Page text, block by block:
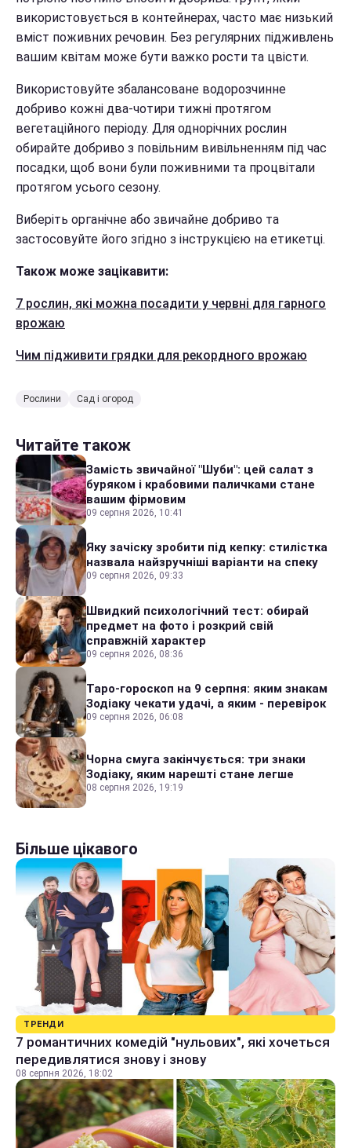
використовується в контейнерах, часто має низький
вміст поживних речовин. Без регулярних підживлень
вашим квітам може бути важко рости та цвісти.
Використовуйте збалансоване водорозчинне
добриво кожні два-чотири тижні протягом
вегетаційного періоду. Для однорічних рослин
обирайте добриво з повільним вивільненням під час
посадки, щоб вони були поживними та процвітали
протягом усього сезону.
Виберіть органічне або звичайне добриво та
застосовуйте його згідно з інструкцією на етикетці.
Також може зацікавити:
7 рослин, які можна посадити у червні для гарного
врожаю
Чим підживити грядки для рекордного врожаю
Рослини Сад і огород
Читайте також
Замість звичайної "Шуби": цей салат з
буряком і крабовими паличками стане
вашим фірмовим
09 серпня 2026, 10:41
Яку зачіску зробити під кепку: стилістка
назвала найзручніші варіанти на спеку
09 серпня 2026, 09:33
Швидкий психологічний тест: обирай
предмет на фото і розкрий свій
справжній характер
09 серпня 2026, 08:36
Таро-гороскоп на 9 серпня: яким знакам
Зодіаку чекати удачі, а яким - перевірок
09 серпня 2026, 06:08
Чорна смуга закінчується: три знаки
Зодіаку, яким нарешті стане легше
08 серпня 2026, 19:19
Більше цікавого
ТРЕНДИ
7 романтичних комедій "нульових", які хочеться
передивлятися знову і знову
08 серпня 2026, 18:02